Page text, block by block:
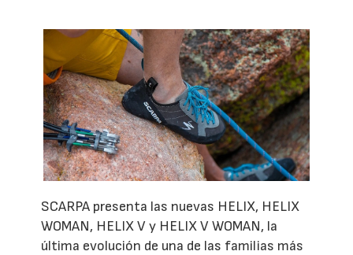
SCARPA presenta las nuevas HELIX, HELIX
WOMAN, HELIX V y HELIX V WOMAN, la
última evolución de una de las familias más